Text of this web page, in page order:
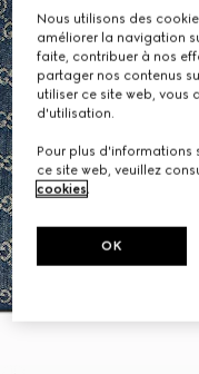
Nous utilisons des
améliorer la navigation
faite, contribuer à nos
partager nos contenus
utiliser ce site web, vous
d'utilisation.
Pour plus d'informations
ce site web, veuillez
cookies.
OK